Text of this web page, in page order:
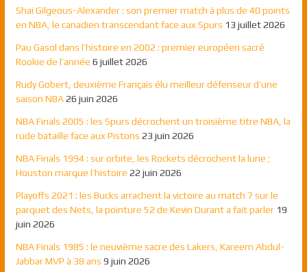
Shai Gilgeous-Alexander : son premier match à plus de 40 points
en NBA, le canadien transcendant face aux Spurs 13 juillet 2026
Pau Gasol dans l’histoire en 2002 : premier européen sacré
Rookie de l’année 6 juillet 2026
Rudy Gobert, deuxième Français élu meilleur défenseur d’une
saison NBA 26 juin 2026
NBA Finals 2005 : les Spurs décrochent un troisième titre NBA, la
rude bataille face aux Pistons 23 juin 2026
NBA Finals 1994 : sur orbite, les Rockets décrochent la lune ;
Houston marque l’histoire 22 juin 2026
Playoffs 2021 : les Bucks arrachent la victoire au match 7 sur le
parquet des Nets, la pointure 52 de Kevin Durant a fait parler 19
juin 2026
NBA Finals 1985 : le neuvième sacre des Lakers, Kareem Abdul-
Jabbar MVP à 38 ans 9 juin 2026